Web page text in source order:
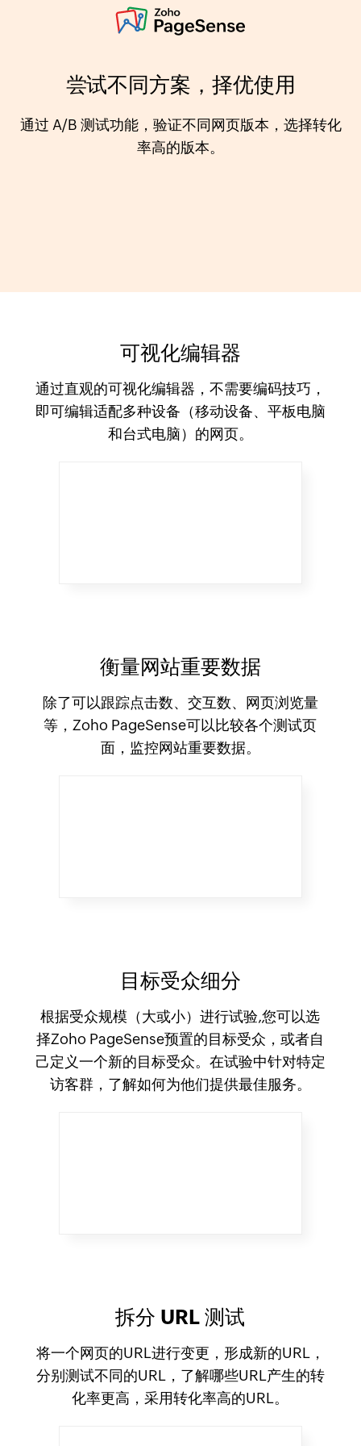
尝试不同方案，择优使用
通过 A/B 测试功能，验证不同网页版本，选择转化
率高的版本。
可视化编辑器
通过直观的可视化编辑器，不需要编码技巧，
即可编辑适配多种设备（移动设备、平板电脑
和台式电脑）的网页。​
衡量网站重要数据
除了可以跟踪点击数、交互数、网页浏览量
等，Zoho PageSense可以比较各个测试页
面，监控网站重要数据。
目标受众细分
根据受众规模（大或小）进行试验,您可以选
择Zoho PageSense预置的目标受众，或者自
己定义一个新的目标受众。在试验中针对特定
访客群，了解如何为他们提供最佳服务。
拆分 URL 测试
将一个网页的URL进行变更，形成新的URL，
分别测试不同的URL，了解哪些URL产生的转
化率更高，采用转化率高的URL。